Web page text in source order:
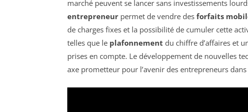
marché peuvent se lancer sans investissements
entrepreneur permet de vendre des forfaits
de charges fixes et la possibilité de cumuler cette
telles que le plafonnement du chiffre d’affaires et
prises en compte. Le développement de nouvelles
axe prometteur pour l’avenir des entrepreneurs